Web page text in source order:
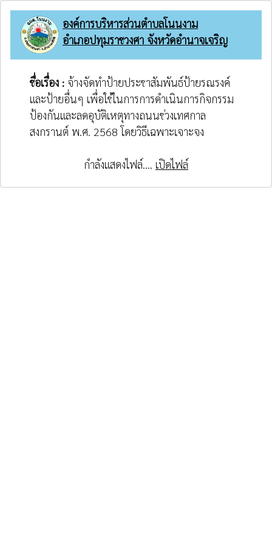
องค์การบริหารส่วนตำบลโนนงาม
อำเภอปทุมราชวงศา จังหวัดอำนาจเจริญ
ชื่อเรื่อง : จ้างจัดทำป้ายประชาสัมพันธ์ป้ายรณรงค์
และป้ายอื่นๆ เพื่อใช้ในการการดำเนินการกิจกรรม
ป้องกันและลดอุบัติเหตุทางถนนช่วงเทศกาล
สงกรานต์ พ.ศ. 2568 โดยวิธีเฉพาะเจาะจง
กำลังแสดงไฟล์.... เปิดไฟล์